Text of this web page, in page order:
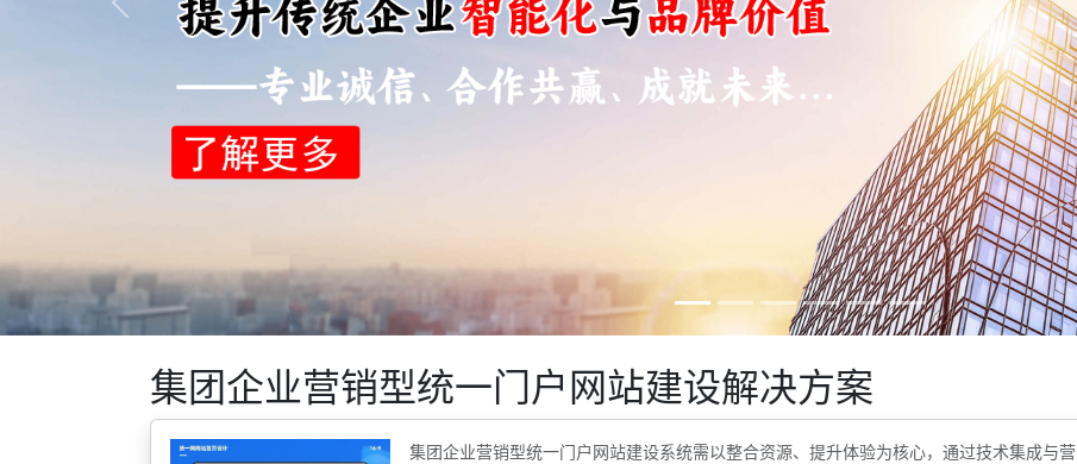
Previous
集团企业营销型统一门户网站建设解决方案
‌集团企业营销型统一门户网站建设系统需以整合资源、提升体验为核心，通过技术集成与营